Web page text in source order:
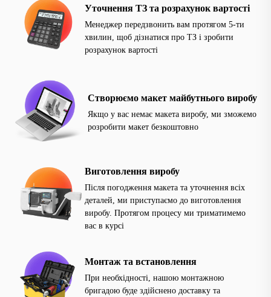
Уточнення ТЗ та розрахунок вартості
Менеджер передзвонить вам протягом 5-ти
хвилин, щоб дізнатися про ТЗ і зробити
розрахунок вартості
Створюємо макет майбутнього виробу
Якщо у вас немає макета виробу, ми зможемо
розробити макет безкоштовно
Виготовлення виробу
Після погодження макета та уточнення всіх
деталей, ми приступаємо до виготовлення
виробу. Протягом процесу ми триматимемо
вас в курсі
Монтаж та встановлення
При необхідності, нашою монтажною
бригадою буде здійснено доставку та